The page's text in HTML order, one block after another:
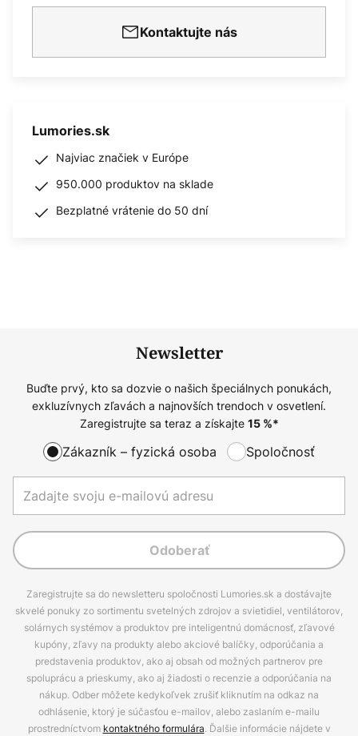
Kontaktujte nás
Lumories.sk
Najviac značiek v Európe
950.000 produktov na sklade
Bezplatné vrátenie do 50 dní
Newsletter
Buďte prvý, kto sa dozvie o našich špeciálnych ponukách,
exkluzívnych zľavách a najnovších trendoch v osvetlení.
Zaregistrujte sa teraz a získajte 15%*
Zákazník – fyzická osoba Spoločnosť
Odoberať
Zaregistrujte sa do newsletteru spoločnosti Lumories.sk a dostávajte
skvelé ponuky zo sortimentu svetelných zdrojov a svietidiel, ventilátorov,
solárnych systémov a produktov pre inteligentnú domácnosť, zľavové
kupóny, zľavy na produkty alebo akciové balíčky, odporúčania a
predstavenia produktov, ako aj obsah od možných partnerov pre
spoluprácu a prieskumy, ako aj žiadosti o recenzie a odporúčania na
nákup. Odber môžete kedykoľvek zrušiť kliknutím na odkaz na
odhlásenie, ktorý je súčasťou e-mailov, alebo zaslaním e-mailu
prostredníctvom kontaktného formulára. Ďalšie informácie nájdete v